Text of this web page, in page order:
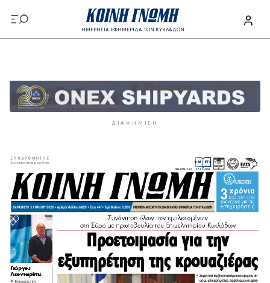
Παράκαμψη προς το κυρίως περιεχόμενο
ΗΜΕΡΗΣΙΑ ΕΦΗΜΕΡΙΔΑ ΤΩΝ ΚΥΚΛΑΔΩΝ
ΔΙΑΦΉΜΙΣΗ